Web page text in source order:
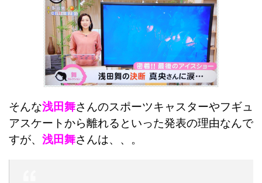
そんな浅田舞さんのスポーツキャスターやフギュ
アスケートから離れるといった発表の理由なんで
すが、 浅田舞さんは、、。